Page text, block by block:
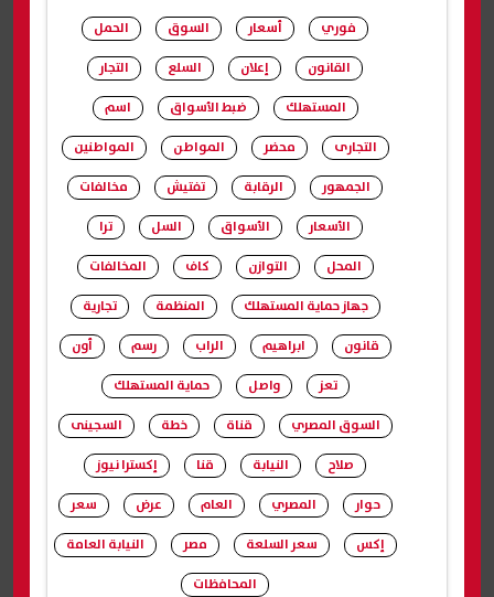
فوري أسعار السوق
الحمل
القانون
إعلان السلع
التجار
المستهلك
ضبط الأسواق
اسم
التجارى
محضر المواطن
المواطنين
الجمهور
الرقابة تفتيش
مخالفات
الأسعار
الأسواق السل
ترا
المحل
التوازن كاف
المخالفات
جهاز حماية المستهلك
المنظمة
تجارية
قانون
ابراهيم الراب رسم
أون
تعز
واصل
حماية المستهلك
السوق المصري
قناة خطة
السجينى
صلاح
النيابة قنا
إكسترا نيوز
حوار
المصري العام عرض
سعر
إكس
سعر السلعة مصر
النيابة العامة
المحافظات